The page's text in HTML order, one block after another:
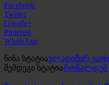
Facebook
Twitter
Google+
Pinterest
WhatsApp
წინა სტატიავლადიმირ
შემდეგი სტატიარონალდუმ